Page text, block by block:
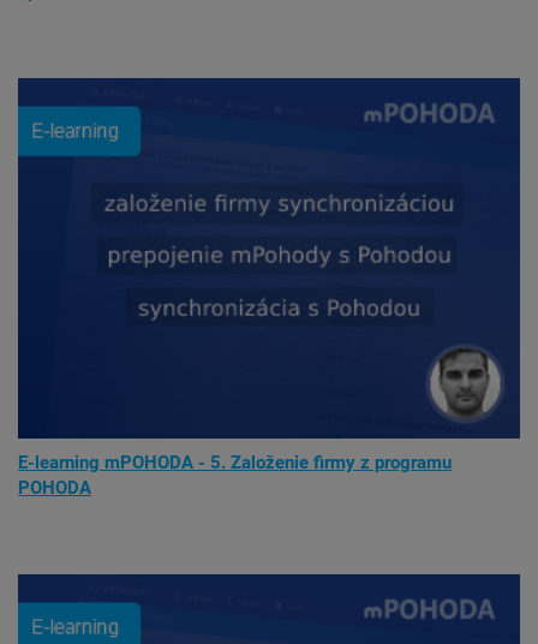
E-learning mPOHODA - 5. Založenie firmy z programu
POHODA